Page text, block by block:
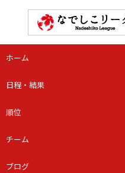
ホーム
日程・結果
順位
チーム
ブログ